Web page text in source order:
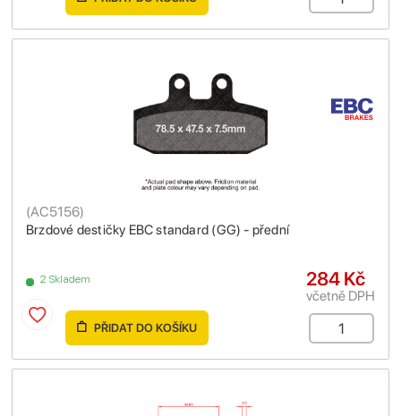
Brzdové destičky EBC standard (GG) - přední
(AC5156)
2 Skladem 284 Kč
včetně DPH
PŘIDAT DO KOŠÍKU